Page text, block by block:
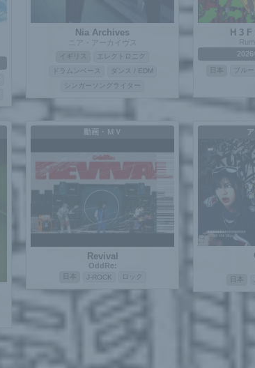
Nia Archives
ニア・アーカイヴス
イギリス
エレクトロニク
ドラムンベース
ダンス / EDM
シンガーソングライター
H 3
ブルー
動画・ＭＶ
Revival
OddRe:
J-ROCK ロック